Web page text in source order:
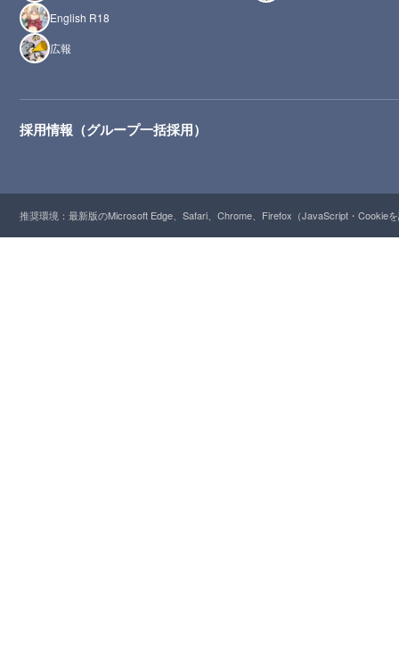
English R18
広報
採用情報（グループ一括採用）
推奨環境：最新版のMicrosoft Edge、Safari、Chrome、Firefox（JavaScript・Cookie